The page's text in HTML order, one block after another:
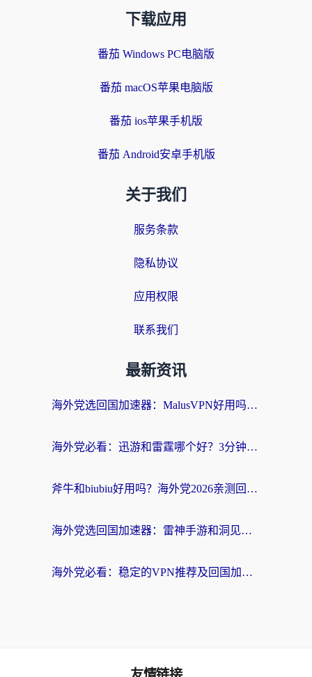
下载应用
番茄 Windows PC电脑版
番茄 macOS苹果电脑版
番茄 ios苹果手机版
番茄 Android安卓手机版
关于我们
服务条款
隐私协议
应用权限
联系我们
最新资讯
海外党选回国加速器：MalusVPN好用吗？和快帆VPN哪个好？附真实对比与避坑指南
海外党必看：迅游和雷霆哪个好？3分钟教你选对回国加速器，无缝刷国内剧玩手游
斧牛和biubiu好用吗？海外党2026亲测回国加速器指南，附番茄加速器深度体验
海外党选回国加速器：雷神手游和洞见哪个好？附iPhone免费VPN推荐及ChickCNUfunR实测
海外党必看：稳定的VPN推荐及回国加速器选择全攻略——告别地域限制，轻松刷国内资源